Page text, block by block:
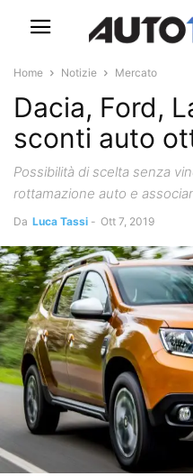
Home Notizie Mercato
Dacia, Ford,
sconti auto
Possibilità di scelta senza
rottamazione auto e
Da Luca Tassi - Ott 7, 2019